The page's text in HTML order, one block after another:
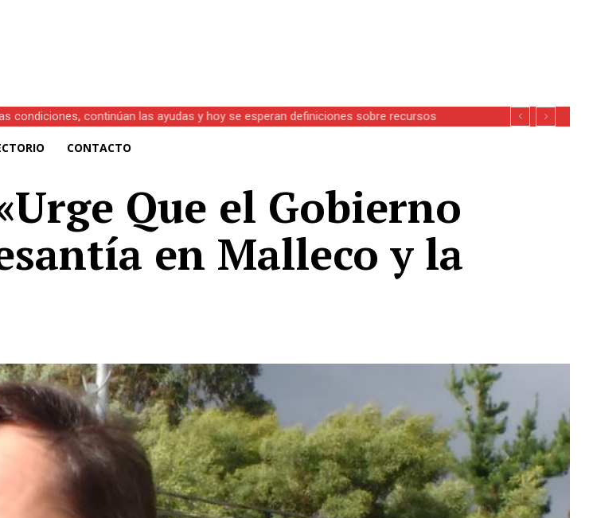
condiciones, continúan las ayudas y hoy se esperan definiciones sobre recursos
CONTACTO
Que el Gobierno
en Malleco y la